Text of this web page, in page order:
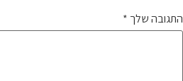
התגובה שלך *